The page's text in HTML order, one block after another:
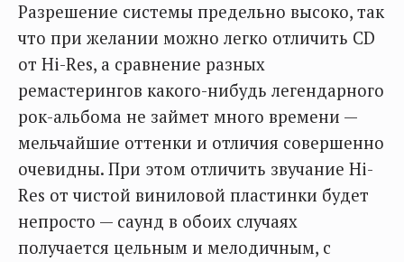
Разрешение системы предельно высоко, так
что при желании можно легко отличить CD
от Hi-Res, а сравнение разных
ремастерингов какого-нибудь легендарного
рок-альбома не займет много времени —
мельчайшие оттенки и отличия совершенно
очевидны. При этом отличить звучание Hi-
Res от чистой виниловой пластинки будет
непросто — саунд в обоих случаях
получается цельным и мелодичным, с